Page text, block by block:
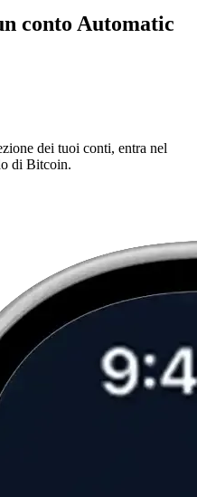
conto Automatic
dei tuoi conti, entra nel
di Bitcoin.